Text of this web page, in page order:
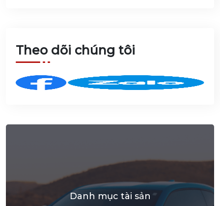
lý
Theo dõi chúng tôi
Danh mục tài sản